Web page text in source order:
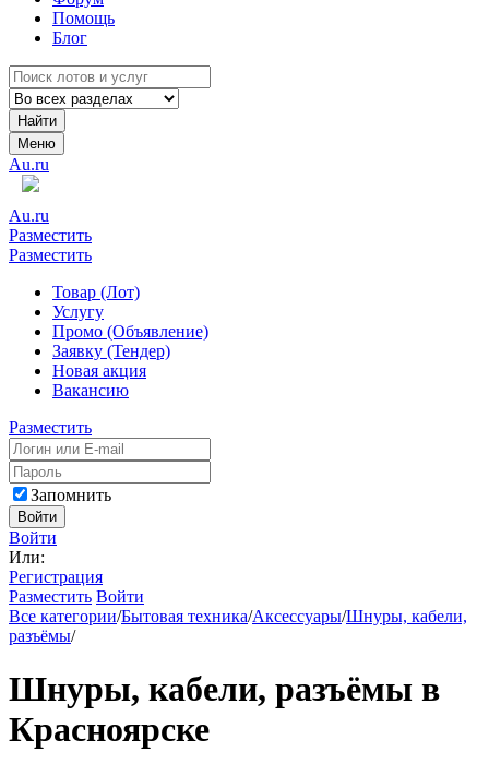
Помощь
Блог
Найти
Меню
Au.ru
Au.ru
Разместить
Разместить
Товар (Лот)
Услугу
Промо (Объявление)
Заявку (Тендер)
Новая акция
Вакансию
Разместить
Запомнить
Войти
Войти
Или:
Регистрация
Разместить Войти
Все категории/Бытовая техника/Аксессуары/Шнуры, кабели,
разъёмы/
Шнуры, кабели, разъёмы в
Красноярске